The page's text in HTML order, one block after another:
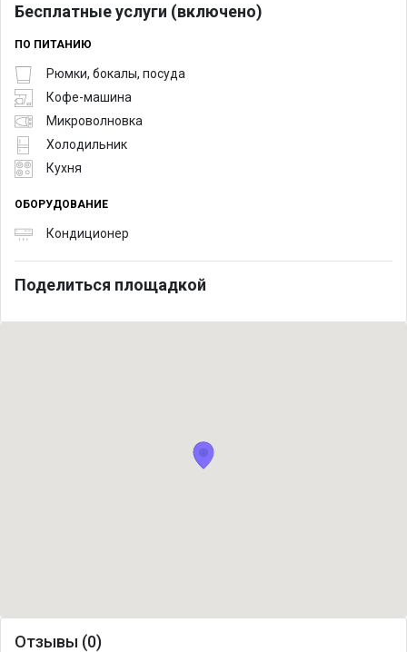
Бесплатные услуги (включено)
ПО ПИТАНИЮ
Рюмки, бокалы, посуда
Кофе-машина
Микроволновка
Холодильник
Кухня
ОБОРУДОВАНИЕ
Кондиционер
Поделиться площадкой
Отзывы (0)